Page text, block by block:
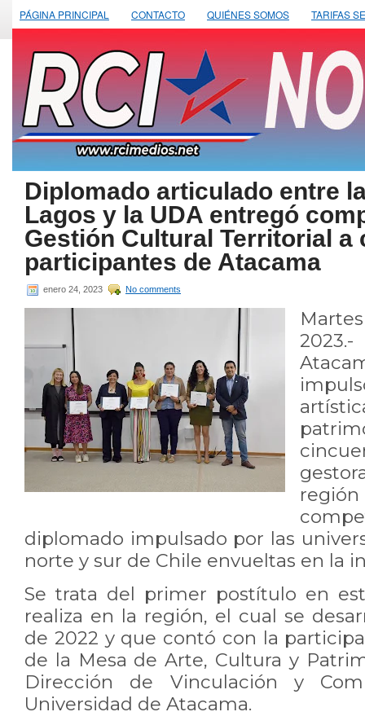
PÁGINA PRINCIPAL CONTACTO QUIÉNES SOMOS TARIFAS
Diplomado articulado entre
Lagos y la UDA entregó
Gestión Cultural Territorial a
participantes de Atacama
enero 24, 2023 No comments
diplomado impulsado por las
norte y sur de Chile envueltas en la
Se trata del primer postítulo en
realiza en la región, el cual se
de 2022 y que contó con la
de la Mesa de Arte, Cultura y
Dirección de Vinculación y
Universidad de Atacama.